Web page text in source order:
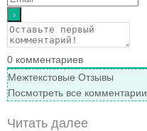
0 комментариев
Межтекстовые Отзывы
Посмотреть все комментарии
Читать далее